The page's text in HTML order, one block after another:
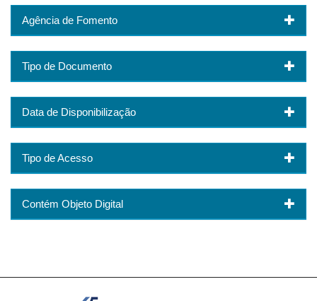
Agência de Fomento
Tipo de Documento
Data de Disponibilização
Tipo de Acesso
Contém Objeto Digital